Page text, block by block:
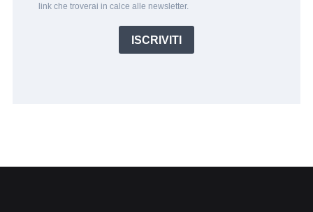
link che troverai in calce alle newsletter.
ISCRIVITI